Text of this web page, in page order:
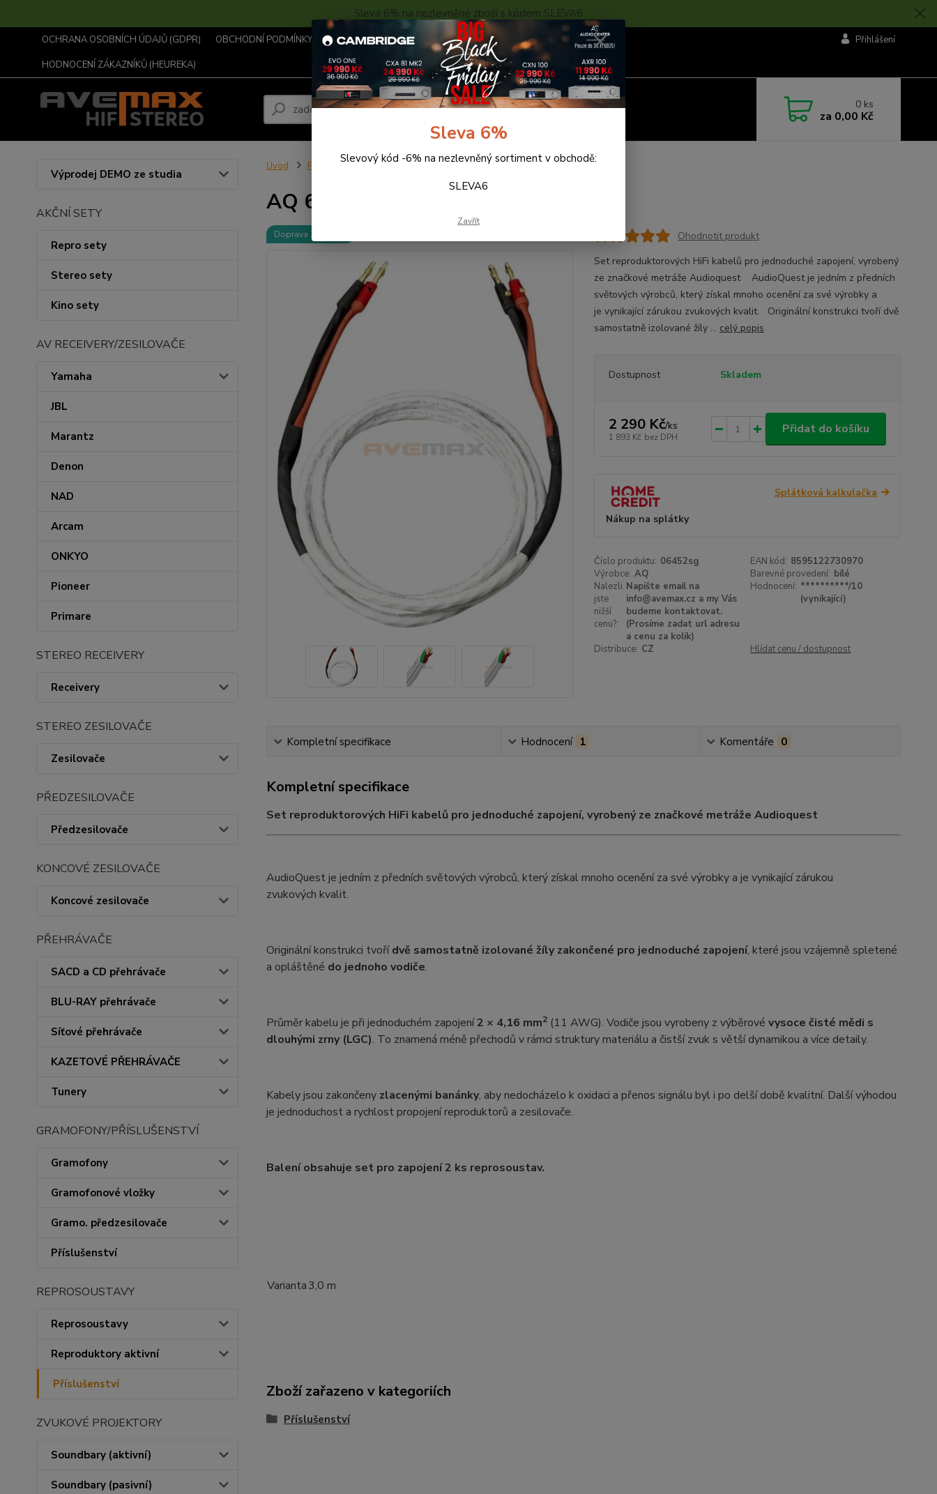
Sleva 6% na nezlevněné zboží s kódem SLEVA6
OCHRANA OSOBNÍCH ÚDAJŮ (GDPR) OBCHODNÍ PODMÍNKY ... KONTAKTY O NÁS
POPTÁVKA ZBOŽÍ - KALKULACE
HODNOCENÍ ZÁKAZNÍKŮ (HEUREKA)
Přihlášení
Hledat 0 ks
za 0,00 Kč
Výprodej DEMO ze studia
AKČNÍ SETY
Repro sety
Stereo sety
Kino sety
AV RECEIVERY/ZESILOVAČE
Yamaha
JBL
Marantz
Denon
NAD
Arcam
ONKYO
Pioneer
Primare
STEREO RECEIVERY
Receivery
STEREO ZESILOVAČE
Zesilovače
PŘEDZESILOVAČE
Předzesilovače
KONCOVÉ ZESILOVAČE
Koncové zesilovače
PŘEHRÁVAČE
SACD a CD přehrávače
BLU-RAY přehrávače
Síťové přehrávače
KAZETOVÉ PŘEHRÁVAČE
Tunery
GRAMOFONY/PŘÍSLUŠENSTVÍ
Gramofony
Gramofonové vložky
Gramo. předzesilovače
Příslušenství
REPROSOUSTAVY
Reprosoustavy
Reproduktory aktivní
Příslušenství
ZVUKOVÉ PROJEKTORY
Soundbary (aktivní)
Soundbary (pasivní)
Úvod Příslušenství AQ 646-2SG (2m)
AQ 646-2SG (2m)
Doprava ZDARMA
Ohodnotit produkt
Set reproduktorových HiFi kabelů pro jednoduché zapojení, vyrobený
ze značkové metráže Audioquest AudioQuest je jedním z předních
světových výrobců, který získal mnoho ocenění za své výrobky a
je vynikající zárukou zvukových kvalit. Originální konstrukci tvoří dvě
samostatně izolované žíly ... celý popis
Dostupnost Skladem
2 290 Kč/ks
1 893 Kč bez DPH
Přidat do košíku
Splátková kalkulačka
Nákup na splátky
Číslo produktu: 06452sg EAN kód: 8595122730970
Výrobce: AQ Barevné provedení: bílé
Nalezli
jste
nižší
cenu?:
Napište email na
info@avemax.cz a my Vás
budeme kontaktovat.
(Prosíme zadat url adresu
a cenu za kolik)
Hodnocení: **********/10
(vynikající)
Distribuce: CZ Hlídat cenu / dostupnost
Kompletní specifikace Hodnocení 1 Komentáře 0
Kompletní specifikace
Set reproduktorových HiFi kabelů pro jednoduché zapojení, vyrobený ze značkové metráže Audioquest
AudioQuest je jedním z předních světových výrobců, který získal mnoho ocenění za své výrobky a je vynikající zárukou
zvukových kvalit.
Originální konstrukci tvořídvě samostatně izolované žíly zakončené pro jednoduché zapojení, které jsou vzájemně spletené
a opláštěné do jednoho vodiče.
Průměr kabelu je při jednoduchém zapojení2 × 4,16 mm2 (11 AWG). Vodiče jsou vyrobeny z výběrové vysoce čisté mědi s
dlouhými zrny (LGC). To znamená méně přechodů v rámci struktury materiálu a čistší zvuk s větší dynamikou a více detaily.
Kabely jsou zakončeny zlacenými banánky, aby nedocházelo k oxidaci a přenos signálu byl i po delší době kvalitní. Další výhodou
je jednoduchost a rychlost propojení reproduktorů a zesilovače.
Balení obsahuje set pro zapojení 2 ks reprosoustav.
Varianta3,0 m
Zboží zařazeno v kategoriích
Příslušenství
Sleva 6%
Slevový kód -6% na nezlevněný sortiment v obchodě:
SLEVA6
Zavřít